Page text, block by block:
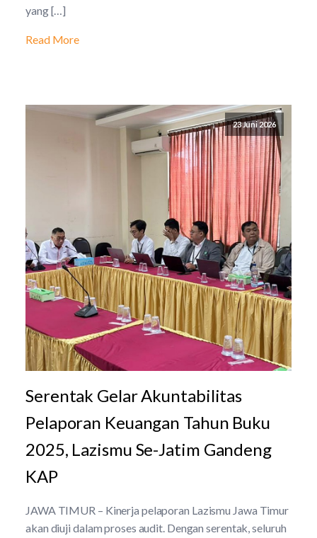
yang […]
Read More
23 Juni 2026
Serentak Gelar Akuntabilitas
Pelaporan Keuangan Tahun Buku
2025, Lazismu Se-Jatim Gandeng
KAP
JAWA TIMUR – Kinerja pelaporan Lazismu Jawa Timur
akan diuji dalam proses audit. Dengan serentak, seluruh